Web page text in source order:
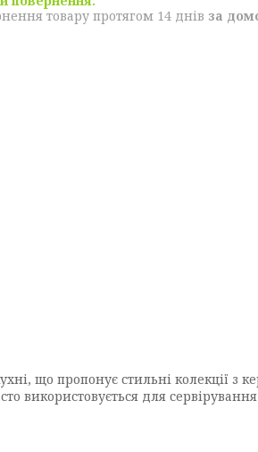
товару протягом 14 днів за
що пропонує стильні колекції з
використовується для